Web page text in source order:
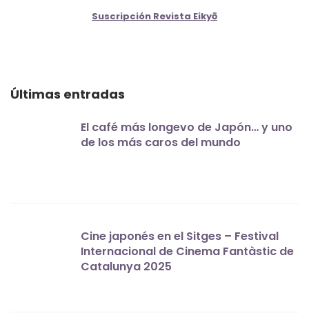
Suscripción Revista Eikyō
Últimas entradas
El café más longevo de Japón… y uno
de los más caros del mundo
Cine japonés en el Sitges – Festival
Internacional de Cinema Fantàstic de
Catalunya 2025